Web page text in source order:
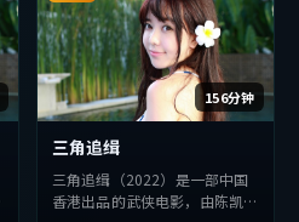
156分钟
三角追缉
三角追缉（2022）是一部中国
香港出品的武侠电影，由陈凯歌